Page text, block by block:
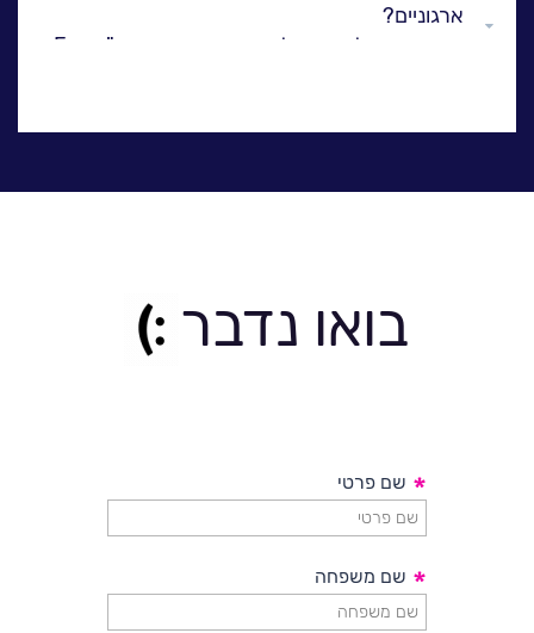
ארגוניים?
הרצאתה של ישמעאל נשאה את הכותרת "From
הסופיים. זאת, לטובת הצלחת פרויקטים של
להגדיל את שיעורי ההצלחה בפרויקט יישומים
צריך 'להיות באירוע'. זאת, כי אין תחליף למנהיגות
ארגונית"
גלול
בואו נדבר
שם פרטי *
שם משפחה *